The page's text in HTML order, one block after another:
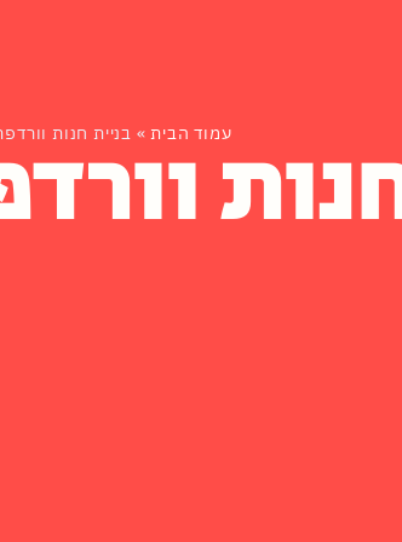
עמוד הבית » בניית חנות